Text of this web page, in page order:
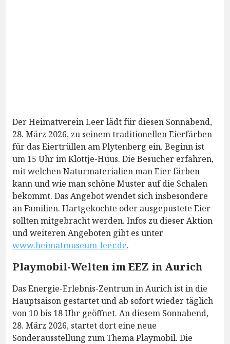
Der Heimatverein Leer lädt für diesen Sonnabend,
28. März 2026, zu seinem traditionellen Eierfärben
für das Eiertrüllen am Plytenberg ein. Beginn ist
um 15 Uhr im Klottje-Huus. Die Besucher erfahren,
mit welchen Naturmaterialien man Eier färben
kann und wie man schöne Muster auf die Schalen
bekommt. Das Angebot wendet sich insbesondere
an Familien. Hartgekochte oder ausgepustete Eier
sollten mitgebracht werden. Infos zu dieser Aktion
und weiteren Angeboten gibt es unter
www.heimatmuseum-leer.de.
Playmobil-Welten im EEZ in Aurich
Das Energie-Erlebnis-Zentrum in Aurich ist in die
Hauptsaison gestartet und ab sofort wieder täglich
von 10 bis 18 Uhr geöffnet. An diesem Sonnabend,
28. März 2026, startet dort eine neue
Sonderausstellung zum Thema Playmobil. Die